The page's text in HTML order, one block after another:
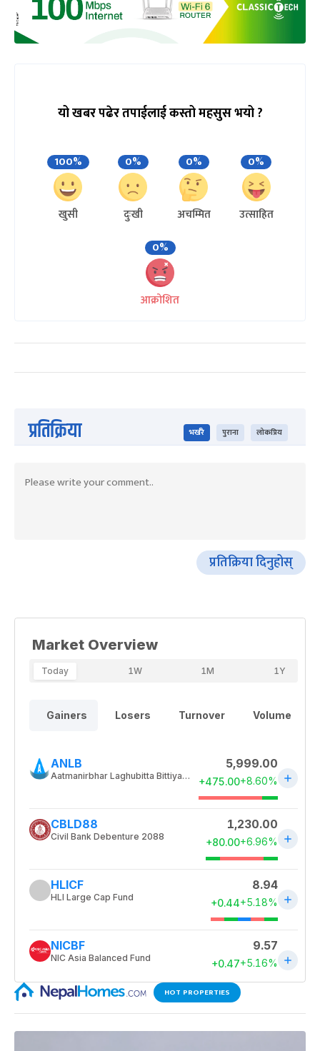
यो खबर पढेर तपाईलाई कस्तो महसुस भयो ?
100%
खुसी
0%
दुःखी
0%
अचम्मित
0%
उत्साहित
0%
आक्रोशित
प्रतिक्रिया भर्खरै पुराना लोकप्रिय
प्रतिक्रिया दिनुहोस्
HOT PROPERTIES